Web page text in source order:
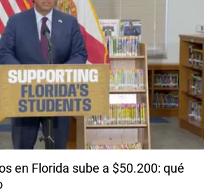
en Florida sube a $50.200: qué